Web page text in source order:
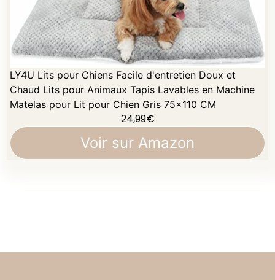
LY4U Lits pour Chiens Facile d'entretien Doux et
Chaud Lits pour Animaux Tapis Lavables en Machine
Matelas pour Lit pour Chien Gris 75x110 CM
24,99€
Voir sur Amazon